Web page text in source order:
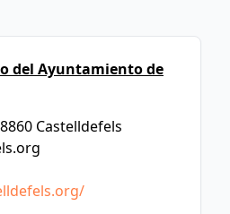
del Ayuntamiento de
Castelldefels